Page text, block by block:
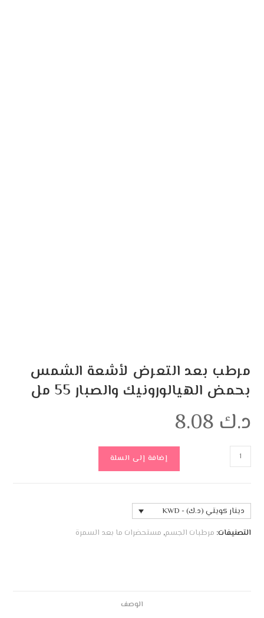
مرطب بعد التعرض لأشعة الشمس
بحمض الهيالورونيك والصبار 55 مل
د.ك
إضافة إلى السلة
دينار كويتي (د.ك) - KWD
التصنيفات: مرطبات الجسم, مستحضرات ما بعد السمرة
الوصف